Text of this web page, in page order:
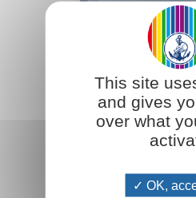
This site
and gives
over what
OK,